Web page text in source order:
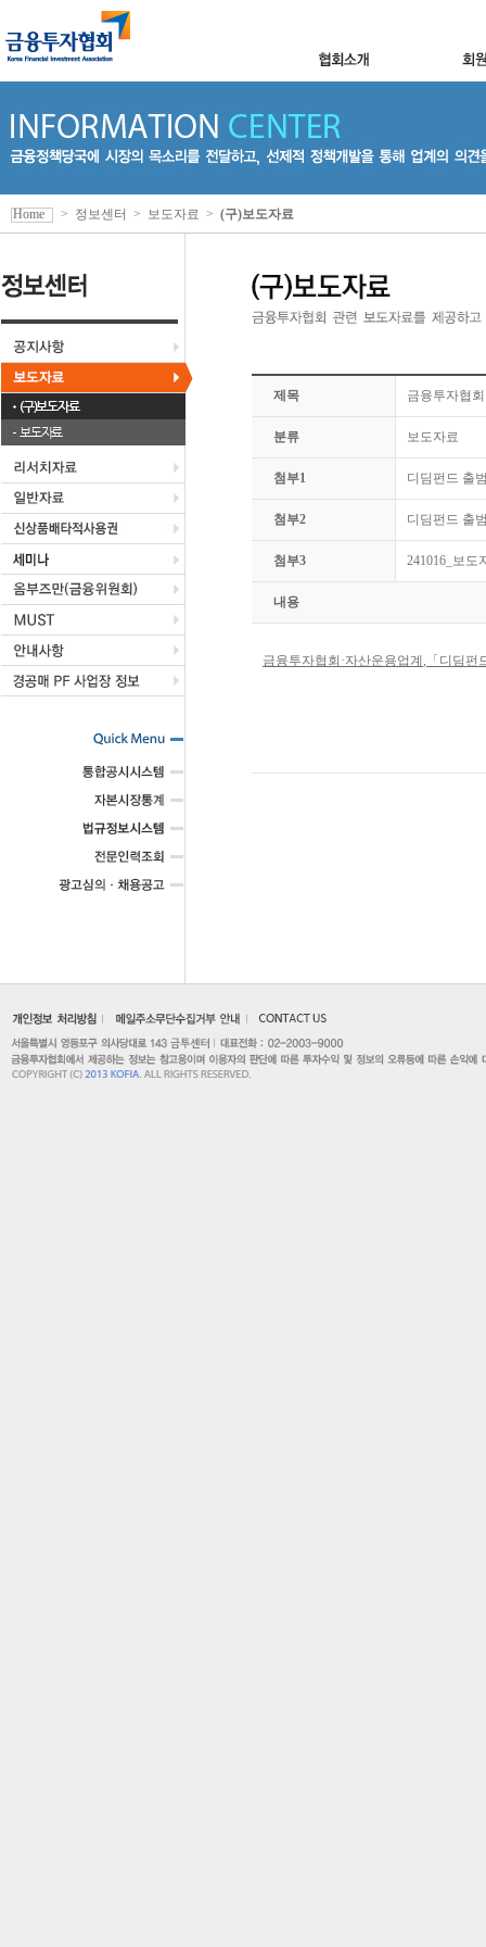
(구)보도자료
보도자료
Home > 정보센터 > 보도자료 > (구)보도자료
제목 금융투자협
분류 보도자료
첨부1 디딤펀드 출
첨부2 디딤펀드 출
첨부3 241016_보도
내용
금융투자협회 ·자산운용업계 , 「 디딤펀